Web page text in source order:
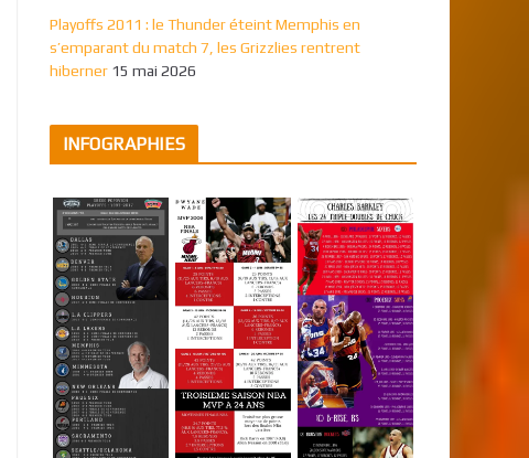
Playoffs 2011 : le Thunder éteint Memphis en
s’emparant du match 7, les Grizzlies rentrent
hiberner 15 mai 2026
INFOGRAPHIES